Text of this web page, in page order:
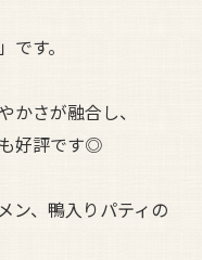
です。
かさが融合し、
好評です◎
ン、鴨入りパティの